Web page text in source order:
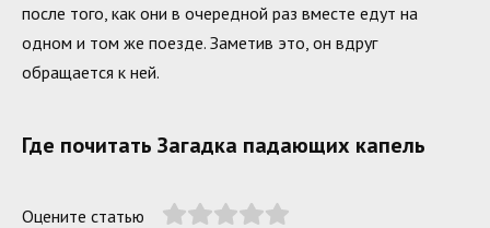
после того, как они в очередной раз вместе едут на
одном и том же поезде. Заметив это, он вдруг
обращается к ней.
Где почитать Загадка падающих капель
Оцените статью